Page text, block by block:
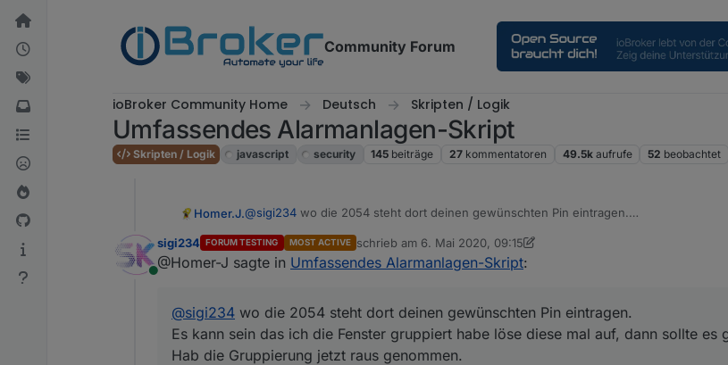
Weiter zum Inhalt
Community Forum
ioBroker Community Home Deutsch Skripten / Logik
Umfassendes Alarmanlagen-Skript
Skripten / Logik javascript security 145 beiträge 27 kommentatoren 49.5k aufrufe 52 beobachtet
Homer.J.@sigi234 wo die 2054 steht dort deinen gewünschten Pin eintragen.
Hab die Gruppierung jetzt raus genommen.
Online
sigi234 FORUM TESTING MOST ACTIVE schrieb am 6. Mai 2020, 09:15
zuletzt editiert von sigi2345. Juni 2020, 11:20
@Homer-J sagte in Umfassendes Alarmanlagen-Skript:
@sigi234 wo die 2054 steht dort deinen gewünschten Pin eintragen.
Es kann sein das ich die Fenster gruppiert habe löse diese mal auf, dann sollte es
Hab die Gruppierung jetzt raus genommen.